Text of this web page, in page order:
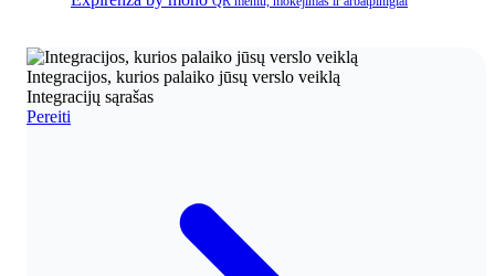
Integracijos, kurios palaiko jūsų verslo veiklą
Integracijų sąrašas
Pereiti